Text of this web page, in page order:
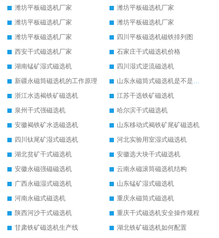
潍坊平板磁选机厂家
潍坊平板磁选机厂家
潍坊平板磁选机厂家
潍坊平板磁选机厂家
潍坊平板磁选机厂家
四川平板磁选机磁铁排列图
西安干式磁选机厂家
石家庄干式磁选机价格
湖南锰矿湿式磁选机
四川湿式逆流磁选机
新疆永磁筒磁选机的工作原理
山东永磁筒式磁选机是不是强磁
浙江水选褐铁矿磁选机
江苏干选铁矿磁选机
泉州干式强磁选机
哈尔滨干式磁选机
安徽褐铁矿水选磁选机
山东移动式褐铁矿尾矿磁选机
四川钛尾矿湿式磁选机
河北实验用室湿式磁选机
湖北贫矿干式磁选机
安徽选大块干式磁选机
安徽永磁强磁磁选机
云南永磁滚筒磁选机结构
广西永磁湿式磁选机
山东锰矿湿式磁选机
河南永磁式磁选机
重庆永磁筒式磁选机
陕西河沙干式磁选机
重庆干式磁选机安全操作规程
甘肃铁矿磁选机生产线
湖北铁矿磁选机如何配置